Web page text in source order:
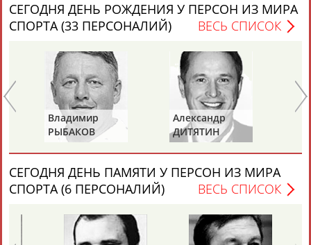
ЦЕЛИ ПРОЕКТА КОНТАКТЫ НАШИ КНОПКИ РЕКЛАМА
Стадион, 1998-2026
Адресов в новостной рассылке: 996
СЕГОДНЯ ДЕНЬ РОЖДЕНИЯ У ПЕРСОН ИЗ МИРА
СПОРТА (33 ПЕРСОНАЛИЙ)
ВЕСЬ СПИСОК
Владимир
РЫБАКОВ
Александр
ДИТЯТИН
СЕГОДНЯ ДЕНЬ ПАМЯТИ У ПЕРСОН ИЗ МИРА
СПОРТА (6 ПЕРСОНАЛИЙ)
ВЕСЬ СПИСОК